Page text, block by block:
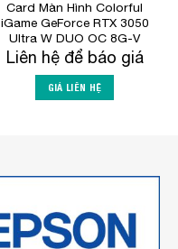
Card Màn Hình Colorful
iGame GeForce RTX 3050
Ultra W DUO OC 8G-V
Liên hệ để báo giá
GIÁ LIÊN HỆ